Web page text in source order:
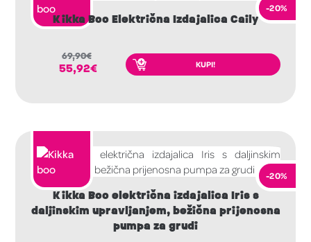
-20%
Kikka Boo Električna Izdajalica Caily
69,90€
55,92€ KUPI!
-20%
Kikka Boo električna izdajalica Iris s
daljinskim upravljanjem, bežična prijenosna
pumpa za grudi